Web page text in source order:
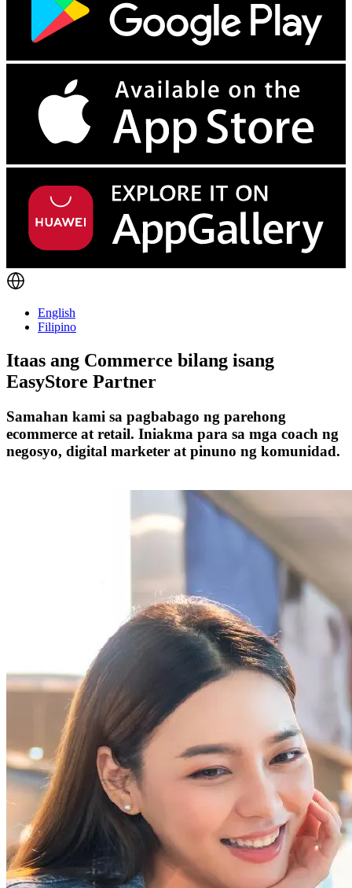
English
Filipino
Itaas ang Commerce bilang isang
EasyStore Partner
Samahan kami sa pagbabago ng parehong
ecommerce at retail. Iniakma para sa mga coach ng
negosyo, digital marketer at pinuno ng komunidad.